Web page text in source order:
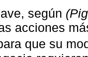
según
acciones
que su